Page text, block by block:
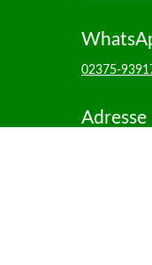
02375-
Adresse